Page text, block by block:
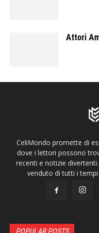
Attori
CeliMondo promette di
dove i lettori possono
recenti e notizie
venduto di tutti i
POPULAR POSTS